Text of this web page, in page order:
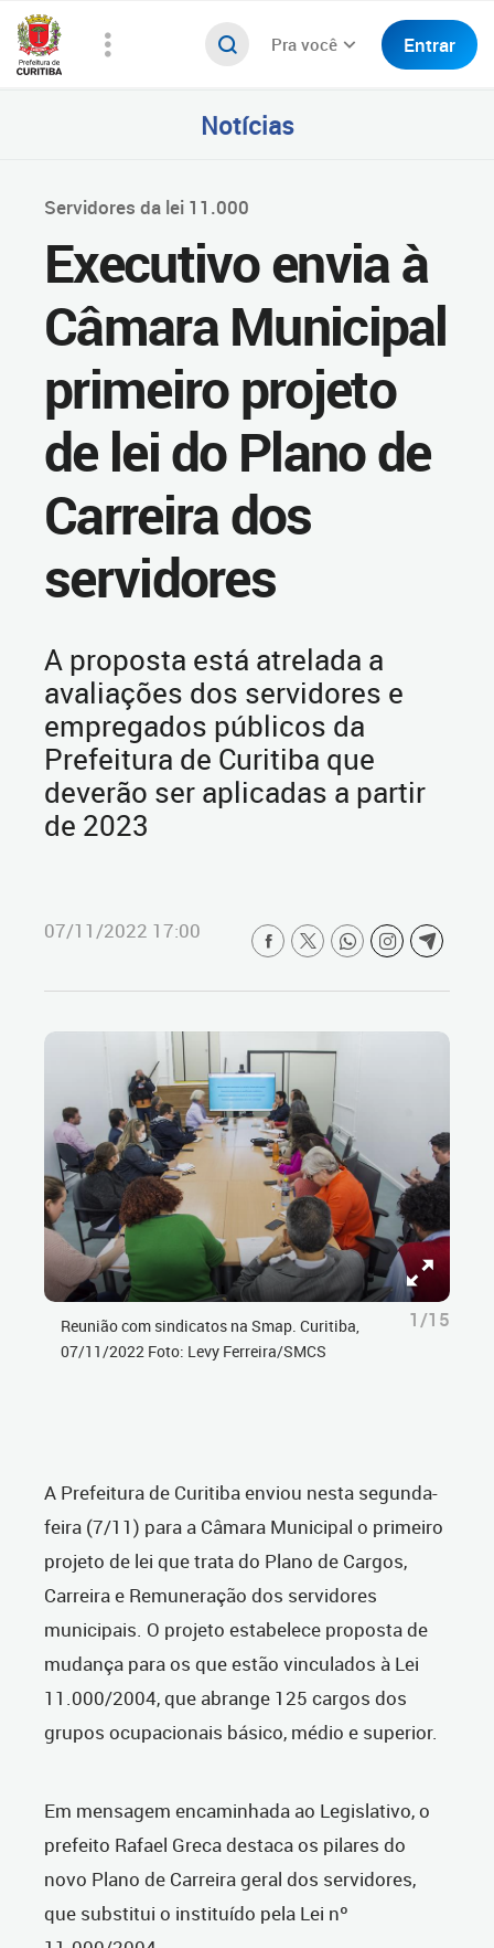
Pra você Entrar
Notícias
Servidores da lei 11.000
Executivo envia à
Câmara Municipal
primeiro projeto
de lei do Plano de
Carreira dos
servidores
A proposta está atrelada a
avaliações dos servidores e
empregados públicos da
Prefeitura de Curitiba que
deverão ser aplicadas a partir
de 2023
07/11/2022 17:00
Reunião com sindicatos na Smap. Curitiba,
07/11/2022 Foto: Levy Ferreira/SMCS
1/15
A Prefeitura de Curitiba enviou nesta segunda-
feira (7/11) para a Câmara Municipal o primeiro
projeto de lei que trata do Plano de Cargos,
Carreira e Remuneração dos servidores
municipais. O projeto estabelece proposta de
mudança para os que estão vinculados à Lei
11.000/2004, que abrange 125 cargos dos
grupos ocupacionais básico, médio e superior.
Em mensagem encaminhada ao Legislativo, o
prefeito Rafael Greca destaca os pilares do
novo Plano de Carreira geral dos servidores,
que substitui o instituído pela Lei nº